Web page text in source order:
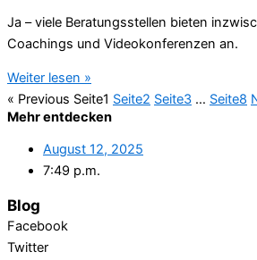
Ja – viele Beratungsstellen bieten
Coachings und Videokonferenzen an.
Weiter lesen »
« Previous Seite1 Seite2 Seite3 … Seite8
Mehr entdecken
August 12, 2025
7:49 p.m.
Blog
Facebook
Twitter